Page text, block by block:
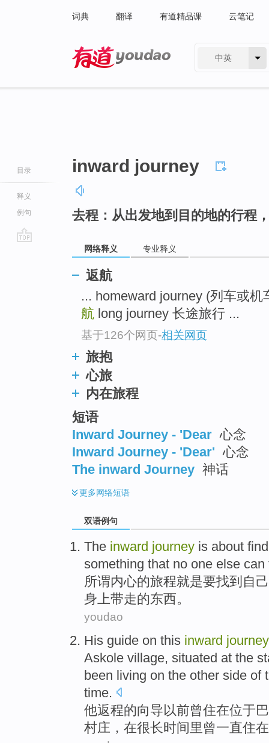
词典 翻译 有道精品课 云笔记
中英
目录
释义
例句
inward journey
去程：从出发地到目的地的行程
网络释义 专业释义
返航
... homeward journey (列车或
航 long journey 长途旅行 ...
基于126个网页-相关网页
旅抱
心旅
内在旅程
短语
Inward Journey - 'Dear 心念
Inward Journey - 'Dear' 心念
The inward Journey 神话
更多网络短语
双语例句
The inward journey is about
something that no one else can
所谓内心的旅程就是要找到 自己
身上带走的东西。
youdao
His guide on this inward journey
Askole village, situated at the
been living on the other side of
time.
他返程的向导以前曾住在位于
村庄 ， 在很长时间里曾一直住在